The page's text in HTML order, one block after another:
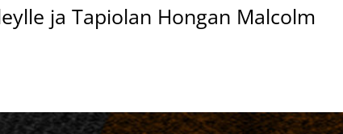
ja Tapiolan Hongan Malcolm